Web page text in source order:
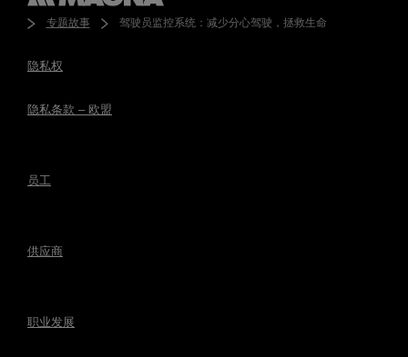
专题故事 驾驶员监控系统：减少分心驾驶，拯救生命
隐私权
隐私条款 – 欧盟
员工
供应商
职业发展